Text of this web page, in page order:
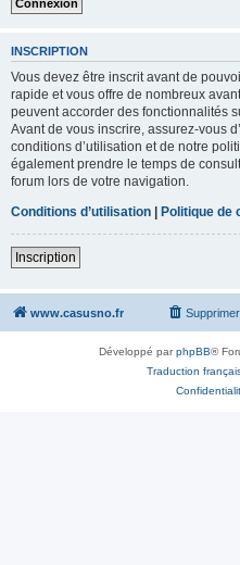
INSCRIPTION
Vous devez être inscrit avant de
rapide et vous offre de nombreux
peuvent accorder des fonctionnalités
Avant de vous inscrire, assurez-vous
conditions d’utilisation et de notre
également prendre le temps de
forum lors de votre navigation.
Conditions d’utilisation | Politique de
Inscription
www.casusno.fr
Développé parphpBB®
Traduction